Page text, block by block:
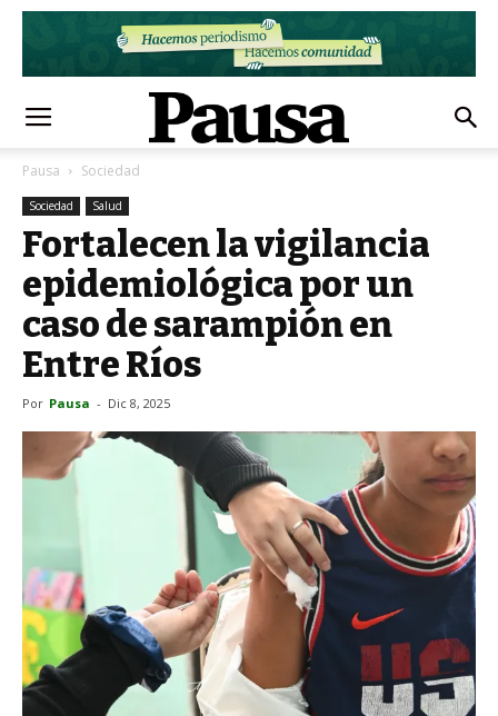
Pausa Sociedad
Sociedad Salud
Fortalecen la vigilancia
epidemiológica por un
caso de sarampión en
Entre Ríos
Por Pausa - Dic 8, 2025